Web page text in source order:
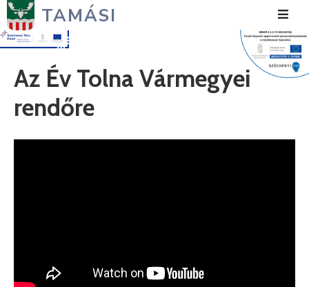
TAMÁSI
Fejlesztések
Az Év Tolna Vármegyei
rendőre